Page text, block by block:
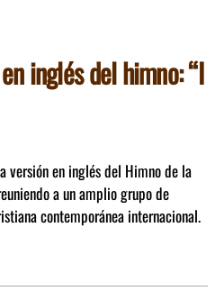
inglés del himno: “I
versión en inglés del Himno de la
a un amplio grupo de
contemporánea internacional.